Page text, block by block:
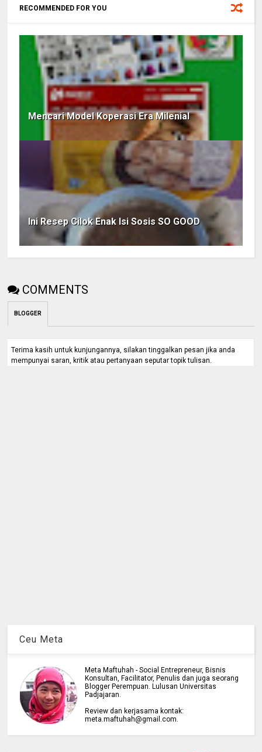
RECOMMENDED FOR YOU
Mencari Model Koperasi Era Milenial
Ini Resep Cilok Enak Isi Sosis SO GOOD
COMMENTS
BLOGGER
Terima kasih untuk kunjungannya, silakan tinggalkan pesan jika anda
mempunyai saran, kritik atau pertanyaan seputar topik tulisan.
Ceu Meta
Meta Maftuhah - Social Entrepreneur, Bisnis
Konsultan, Facilitator, Penulis dan juga seorang
Blogger Perempuan. Lulusan Universitas
Padjajaran.
Review dan kerjasama kontak:
meta.maftuhah@gmail.com.